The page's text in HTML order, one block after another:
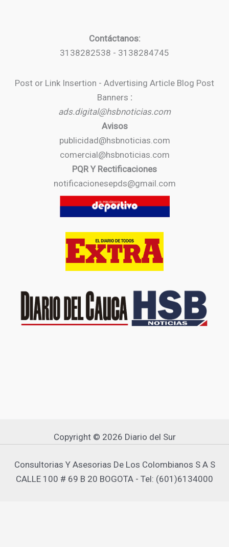
Contáctanos:
3138282538 - 3138284745
Post or Link Insertion - Advertising Article Blog Post
Banners :
ads.digital@hsbnoticias.com
Avisos
publicidad@hsbnoticias.com
comercial@hsbnoticias.com
PQR Y Rectificaciones
notificacionesepds@gmail.com
Copyright © 2026 Diario del Sur
Consultorias Y Asesorias De Los Colombianos S A S
CALLE 100 # 69 B 20 BOGOTA - Tel: (601)6134000